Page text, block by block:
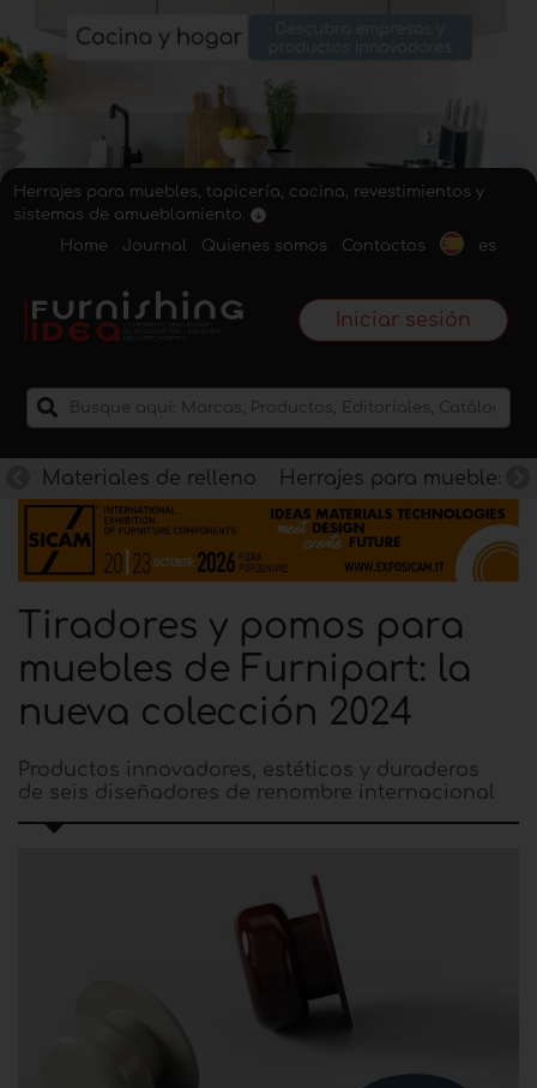
Herrajes para muebles, tapicería, cocina, revestimientos y
sistemas de amueblamiento.
Home
Journal Quienes somos Contactos es
Iniciar sesión
Materiales de relleno Herrajes para muebles
Tiradores y pomos para
muebles de Furnipart: la
nueva colección 2024
Productos innovadores, estéticos y duraderos
de seis diseñadores de renombre internacional